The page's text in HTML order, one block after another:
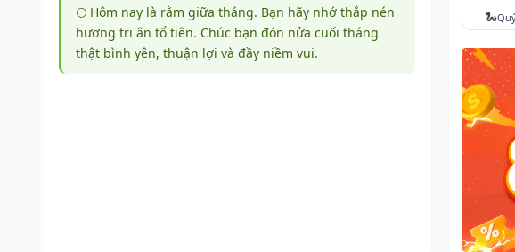
🌕 Hôm nay là rằm giữa tháng. Bạn hãy nhớ thắp nén
hương tri ân tổ tiên. Chúc bạn đón nửa cuối tháng
thật bình yên, thuận lợi và đầy niềm vui.
🐍